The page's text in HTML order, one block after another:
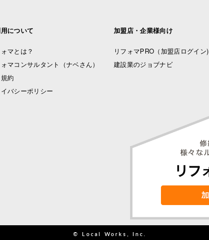
について
マとは？
マコンサルタント（ナベさん）
約
バシーポリシー
加盟店・企業様向け
リフォマPRO （加盟店ログイン)
建設業のジョブナビ
© Local Works, Inc.